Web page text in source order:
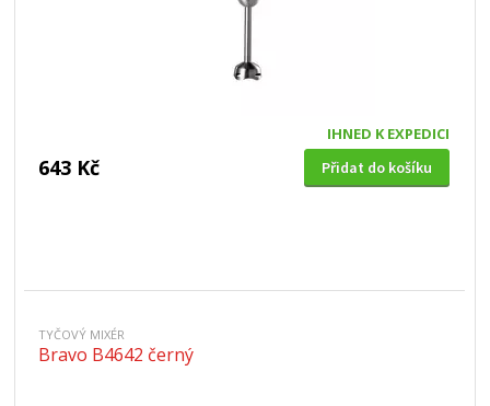
IHNED K EXPEDICI
643 Kč Přidat do košíku
TYČOVÝ MIXÉR
Bravo B4642 černý